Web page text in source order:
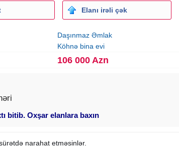
Elanı irəli çək
Daşınmaz Əmlak
Köhnə bina evi
106 000 Azn
bitib. Oxşar elanlara baxın
narahat etməsinlər.